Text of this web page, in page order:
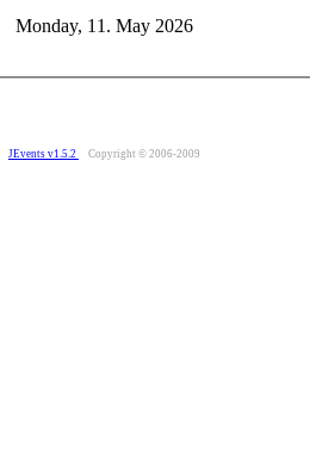
Monday, 11. May 2026
JEvents v1.5.2 Copyright © 2006-2009